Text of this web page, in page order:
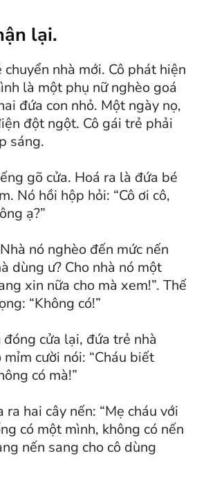
lại.
nhà mới. Cô phát hiện
là một phụ nữ nghèo goá
đứa con nhỏ. Một ngày nọ,
đột ngột. Cô gái trẻ phải
sáng.
gõ cửa. Hoá ra là đứa bé
Nó hồi hộp hỏi: “Cô ơi cô,
ạ?”
nó nghèo đến mức nến
dùng ư? Cho nhà nó một
xin nữa cho mà xem!”. Thế
“Không có!”
cửa lại, đứa trẻ nhà
cười nói: “Cháu biết
có mà!”
ra hai cây nến: “Mẹ cháu với
có một mình, không có nến
nến sang cho cô dùng